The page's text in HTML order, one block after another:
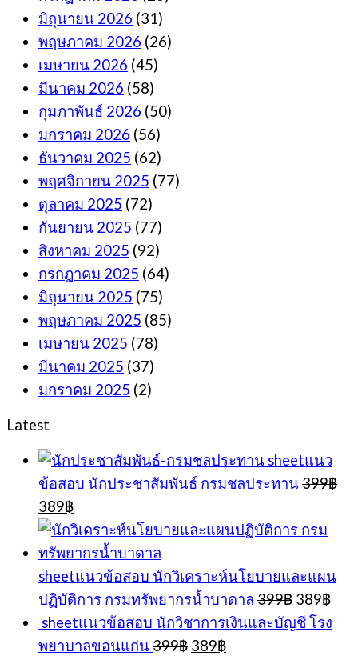
มิถุนายน 2026 (31)
พฤษภาคม 2026 (26)
เมษายน 2026 (45)
มีนาคม 2026 (58)
กุมภาพันธ์ 2026 (50)
มกราคม 2026 (56)
ธันวาคม 2025 (62)
พฤศจิกายน 2025 (77)
ตุลาคม 2025 (72)
กันยายน 2025 (77)
สิงหาคม 2025 (92)
กรกฎาคม 2025 (64)
มิถุนายน 2025 (75)
พฤษภาคม 2025 (85)
เมษายน 2025 (78)
มีนาคม 2025 (37)
มกราคม 2025 (2)
Latest
sheetแนว
ข้อสอบ นักประชาสัมพันธ์ กรมชลประทาน 399฿
Original
price
was:
399฿.
389฿Current
price
is:
389฿.
sheetแนวข้อสอบ นักวิเคราะห์นโยบายและแผน
ปฏิบัติการ กรมทรัพยากรน้ำบาดาล 399฿ Original
price
was:
389฿
is:
sheetแนวข้อสอบ นักวิชาการเงินและบัญชี โรง
พยาบาลขอนแก่น 399฿ Original
389฿Current